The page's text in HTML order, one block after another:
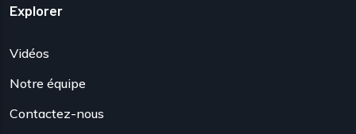
Explorer
Vidéos
Notre équipe
Contactez-nous